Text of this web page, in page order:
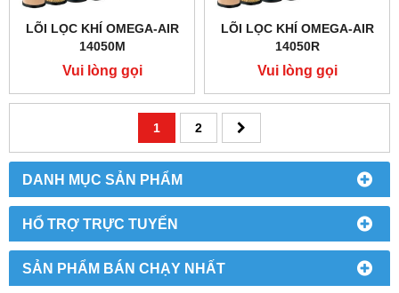
DANH MỤC SẢN PHẨM
HỔ TRỢ TRỰC TUYẾN
SẢN PHẨM BÁN CHẠY NHẤT
LÕI LỌC KHÍ OMEGA-AIR
14050M
Vui lòng gọi
LÕI LỌC KHÍ OMEGA-AIR
14050R
Vui lòng gọi
1 2